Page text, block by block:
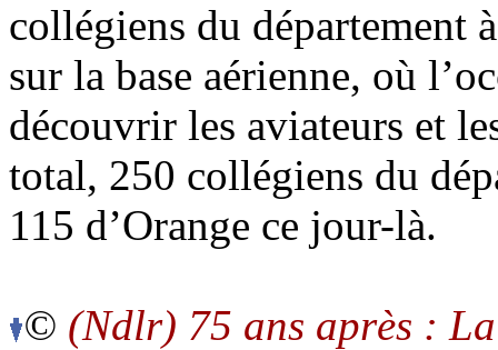
collégiens du département
sur la base aérienne, où
découvrir les aviateurs et
total, 250 collégiens du
115 d’Orange ce jour-là.
© (Ndlr) 75 ans après :